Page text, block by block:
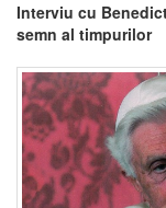
Interviu cu
semn al timpurilor